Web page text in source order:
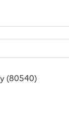
(80540)